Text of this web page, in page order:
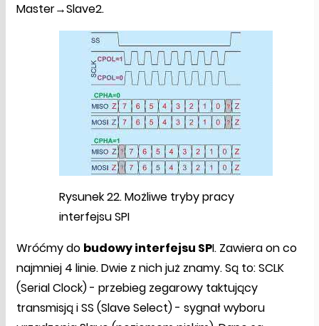
Master→Slave2.
Rysunek 22. Możliwe tryby pracy
interfejsu SPI
Wróćmy do budowy interfejsu SPI. Zawiera on co
najmniej 4 linie. Dwie z nich już znamy. Są to: SCLK
(Serial Clock) - przebieg zegarowy taktujący
transmisją i SS (Slave Select) - sygnał wyboru